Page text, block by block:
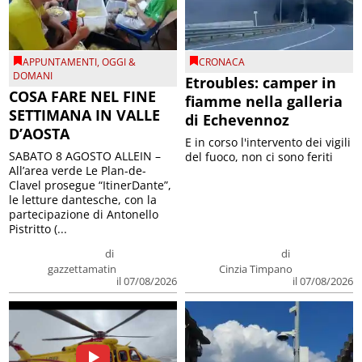
APPUNTAMENTI,OGGI &
DOMANI
COSA FARE NEL FINE
SETTIMANA IN VALLE
D’AOSTA
di
gazzettamatin
il 07/08/2026
SABATO 8 AGOSTO ALLEIN –
All’area verde Le Plan-de-
Clavel prosegue “ItinerDante”,
le letture dantesche, con la
partecipazione di Antonello
Pistritto (...
CRONACA
Etroubles: camper in
fiamme nella galleria
di Echevennoz
di
Cinzia Timpano
il 07/08/2026
E in corso l'intervento dei vigili
del fuoco, non ci sono feriti